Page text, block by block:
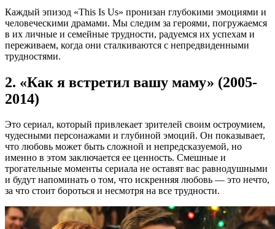
Каждый эпизод «This Is Us» пронизан глубокими эмоциями и
человеческими драмами. Мы следим за героями, погружаемся
в их личные и семейные трудности, радуемся их успехам и
переживаем, когда они сталкиваются с непредвиденными
трудностями.
2. «Как я встретил вашу маму» (2005-
2014)
Это сериал, который привлекает зрителей своим остроумием,
чудесными персонажами и глубиной эмоций. Он показывает,
что любовь может быть сложной и непредсказуемой, но
именно в этом заключается ее ценность. Смешные и
трогательные моменты сериала не оставят вас равнодушными
и будут напоминать о том, что искренняя любовь — это нечто,
за что стоит бороться и несмотря на все трудности.